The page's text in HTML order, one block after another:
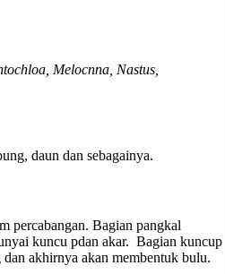
Melocnna, Nastus,
daun dan sebagainya.
percabangan. Bagian pangkal
kuncu pdan akar. Bagian kuncup
akhirnya akan membentuk bulu.